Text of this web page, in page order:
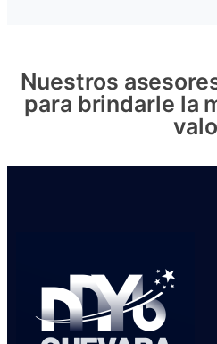
Nuestros
para brindarle la